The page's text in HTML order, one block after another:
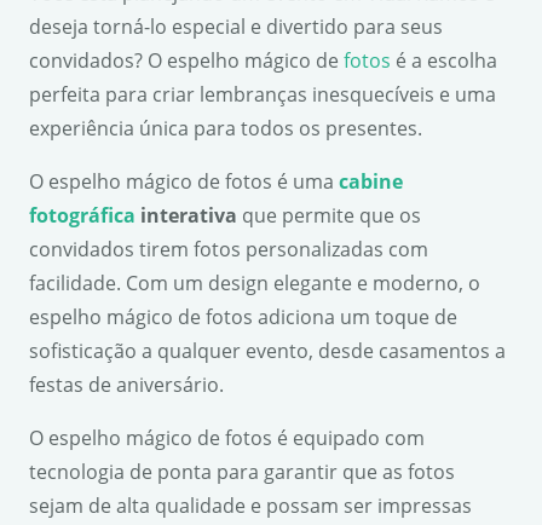
deseja torná-lo especial e divertido para seus
convidados? O espelho mágico de fotos é a escolha
perfeita para criar lembranças inesquecíveis e uma
experiência única para todos os presentes.
O espelho mágico de fotos é uma cabine
fotográfica interativa que permite que os
convidados tirem fotos personalizadas com
facilidade. Com um design elegante e moderno, o
espelho mágico de fotos adiciona um toque de
sofisticação a qualquer evento, desde casamentos a
festas de aniversário.
O espelho mágico de fotos é equipado com
tecnologia de ponta para garantir que as fotos
sejam de alta qualidade e possam ser impressas